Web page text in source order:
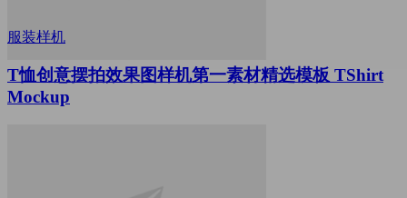
服装样机
T恤创意摆拍效果图样机第一素材精选模板 TShirt
Mockup